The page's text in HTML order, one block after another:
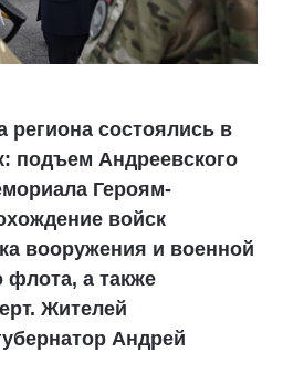
региона состоялись в
подъем Андреевского
Героям-
войск
вооружения и военной
флота, а также
Жителей
Андрей